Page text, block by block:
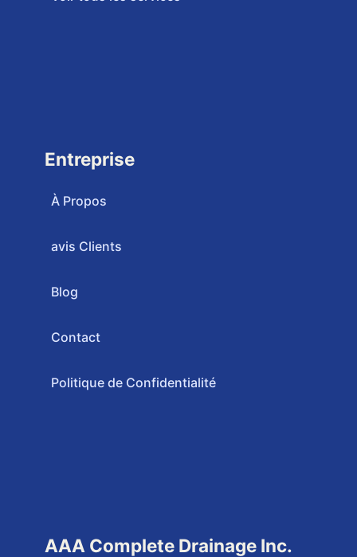
Entreprise
À Propos
avis Clients
Blog
Contact
Politique de Confidentialité
AAA Complete Drainage Inc.